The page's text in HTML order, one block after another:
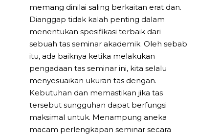
memang dinilai saling berkaitan erat dan.
Dianggap tidak kalah penting dalam
menentukan spesifikasi terbaik dari
sebuah tas seminar akademik. Oleh sebab
itu, ada baiknya ketika melakukan
pengadaan tas seminar ini, kita selalu
menyesuaikan ukuran tas dengan.
Kebutuhan dan memastikan jika tas
tersebut sungguhan dapat berfungsi
maksimal untuk. Menampung aneka
macam perlengkapan seminar secara